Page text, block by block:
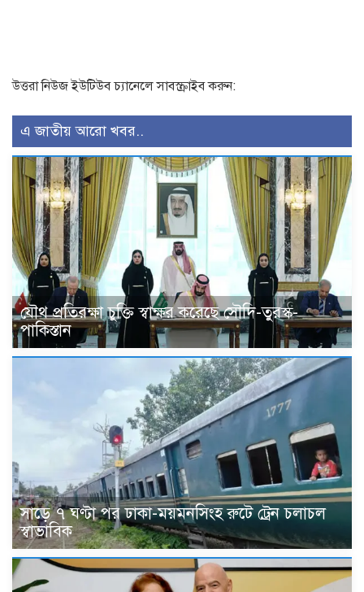
উত্তরা নিউজ ইউটিউব চ্যানেলে সাবস্ক্রাইব করুন:
এ জাতীয় আরো খবর..
যৌথ প্রতিরক্ষা চুক্তি স্বাক্ষর করেছে সৌদি-তুরস্ক-
পাকিস্তান
সাড়ে ৭ ঘণ্টা পর ঢাকা-ময়মনসিংহ রুটে ট্রেন চলাচল
স্বাভাবিক